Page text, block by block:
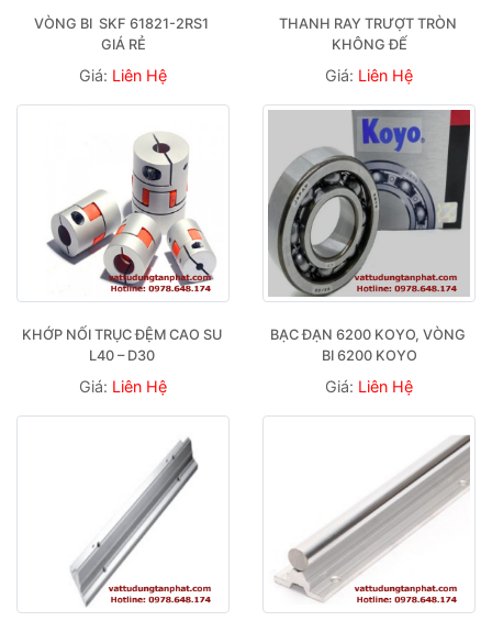
GIÁ RẺ
Giá: Liên Hệ
THANH RAY TRƯỢT TRÒN
KHÔNG ĐẾ
Giá: Liên Hệ
KHỚP NỐI TRỤC ĐỆM CAO SU
L40 – D30
Giá: Liên Hệ
BẠC ĐẠN 6200 KOYO, VÒNG
BI 6200 KOYO
Giá: Liên Hệ